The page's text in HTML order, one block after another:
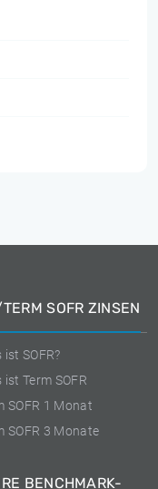
SOFR ZINSEN
ist SOFR?
ist Term SOFR
SOFR 1 Monat
SOFR 3 Monate
BENCHMARK-